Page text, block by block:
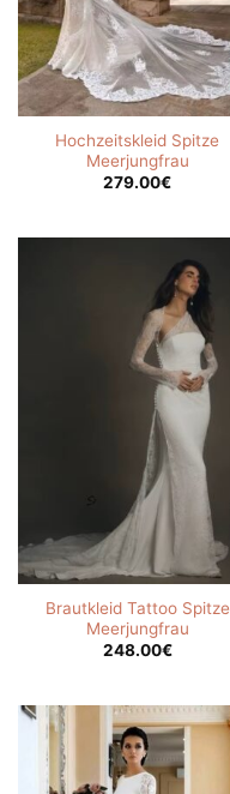
Hochzeitskleid Spitze
Meerjungfrau
279.00€
Brautkleid Tattoo Spitze
Meerjungfrau
248.00€